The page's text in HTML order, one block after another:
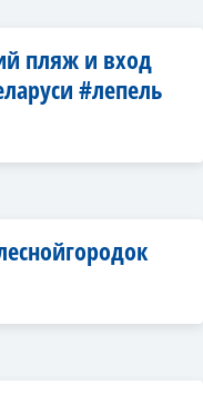
пляж и вход
#лепель